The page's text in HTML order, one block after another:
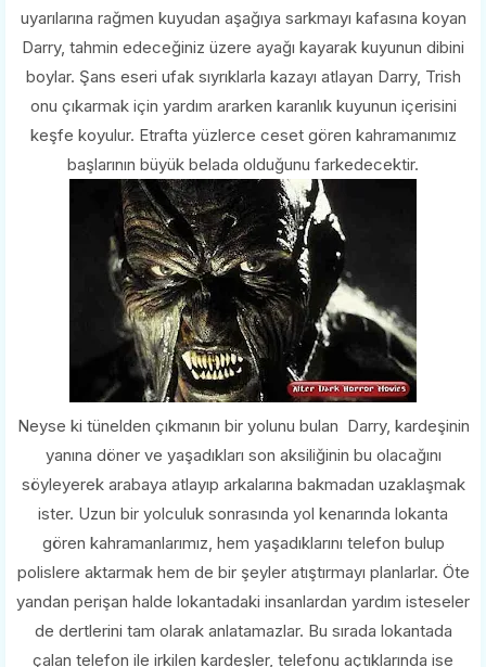
uyarılarına rağmen kuyudan aşağıya sarkmayı kafasına koyan
Darry, tahmin edeceğiniz üzere ayağı kayarak kuyunun dibini
boylar. Şans eseri ufak sıyrıklarla kazayı atlayan Darry, Trish
onu çıkarmak için yardım ararken karanlık kuyunun içerisini
keşfe koyulur. Etrafta yüzlerce ceset gören kahramanımız
başlarının büyük belada olduğunu farkedecektir.
Neyse ki tünelden çıkmanın bir yolunu bulan Darry, kardeşinin
yanına döner ve yaşadıkları son aksiliğinin bu olacağını
söyleyerek arabaya atlayıp arkalarına bakmadan uzaklaşmak
ister. Uzun bir yolculuk sonrasında yol kenarında lokanta
gören kahramanlarımız, hem yaşadıklarını telefon bulup
polislere aktarmak hem de bir şeyler atıştırmayı planlarlar. Öte
yandan perişan halde lokantadaki insanlardan yardım isteseler
de dertlerini tam olarak anlatamazlar. Bu sırada lokantada
çalan telefon ile irkilen kardeşler, telefonu açtıklarında ise